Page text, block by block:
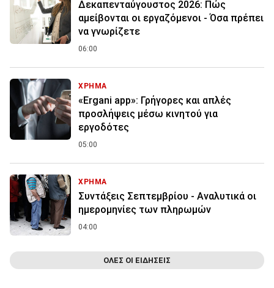
Δεκαπενταύγουστος 2026: Πώς
αμείβονται οι εργαζόμενοι - Όσα πρέπει
να γνωρίζετε
06:00
ΧΡΗΜΑ
«Ergani app»: Γρήγορες και απλές
προσλήψεις μέσω κινητού για
εργοδότες
05:00
ΧΡΗΜΑ
Συντάξεις Σεπτεμβρίου - Αναλυτικά οι
ημερομηνίες των πληρωμών
04:00
ΟΛΕΣ ΟΙ ΕΙΔΗΣΕΙΣ